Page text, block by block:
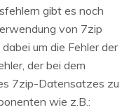
gibt es noch
von 7zip
um die Fehler der
der bei dem
7zip-Datensatzes zu
wie z.B.: